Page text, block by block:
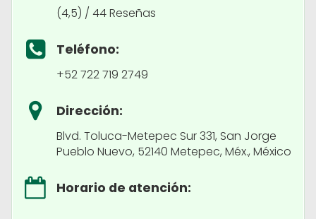
(4,5) / 44 Reseñas
Teléfono:
+52 722 719 2749
Dirección:
Blvd. Toluca-Metepec Sur 331, San Jorge
Pueblo Nuevo, 52140 Metepec, Méx., México
Horario de atención: